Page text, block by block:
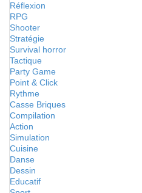
Réflexion
RPG
Shooter
Stratégie
Survival horror
Tactique
Party Game
Point & Click
Rythme
Casse Briques
Compilation
Action
Simulation
Cuisine
Danse
Dessin
Educatif